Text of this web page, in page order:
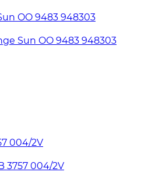
OO 9483 948303
004/2V